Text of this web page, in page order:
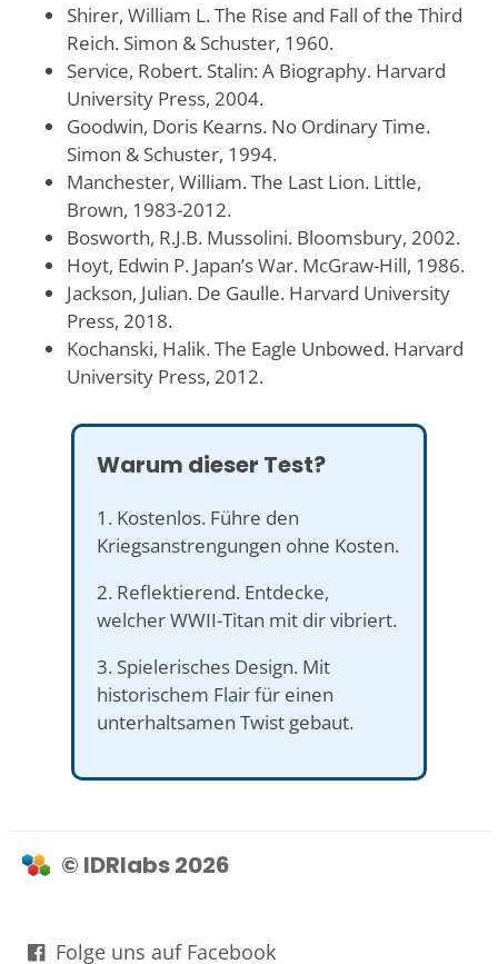
Shirer, William L. The Rise and Fall of the Third
Reich. Simon & Schuster, 1960.
Service, Robert. Stalin: A Biography. Harvard
University Press, 2004.
Goodwin, Doris Kearns. No Ordinary Time.
Simon & Schuster, 1994.
Manchester, William. The Last Lion. Little,
Brown, 1983-2012.
Bosworth, R.J.B. Mussolini. Bloomsbury, 2002.
Hoyt, Edwin P. Japan’s War. McGraw-Hill, 1986.
Jackson, Julian. De Gaulle. Harvard University
Press, 2018.
Kochanski, Halik. The Eagle Unbowed. Harvard
University Press, 2012.
Warum dieser Test?
1. Kostenlos. Führe den
Kriegsanstrengungen ohne Kosten.
2. Reflektierend. Entdecke,
welcher WWII-Titan mit dir vibriert.
3. Spielerisches Design. Mit
historischem Flair für einen
unterhaltsamen Twist gebaut.
© IDRlabs 2026
Folge uns auf Facebook